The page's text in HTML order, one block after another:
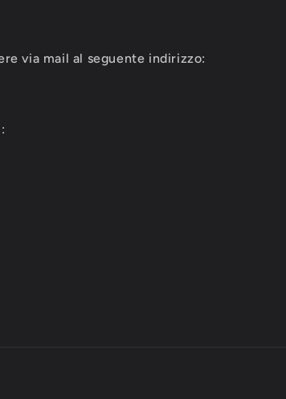
via mail al seguente indirizzo: